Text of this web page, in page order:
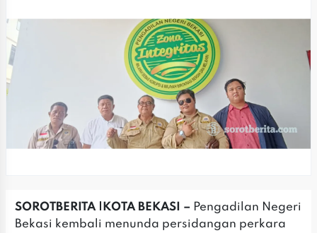
SOROTBERITA |KOTA BEKASI – Pengadilan Negeri
Bekasi kembali menunda persidangan perkara